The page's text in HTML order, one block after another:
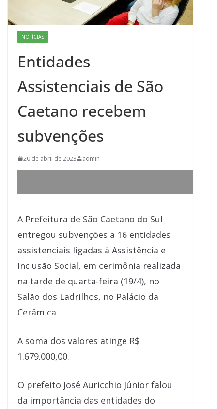
NOTÍCIAS
Entidades
Assistenciais de São
Caetano recebem
subvenções
20 de abril de 2023 admin
A Prefeitura de São Caetano do Sul
entregou subvenções a 16 entidades
assistenciais ligadas à Assistência e
Inclusão Social, em cerimônia realizada
na tarde de quarta-feira (19/4), no
Salão dos Ladrilhos, no Palácio da
Cerâmica.
A soma dos valores atinge R$
1.679.000,00.
O prefeito José Auricchio Júnior falou
da importância das entidades do